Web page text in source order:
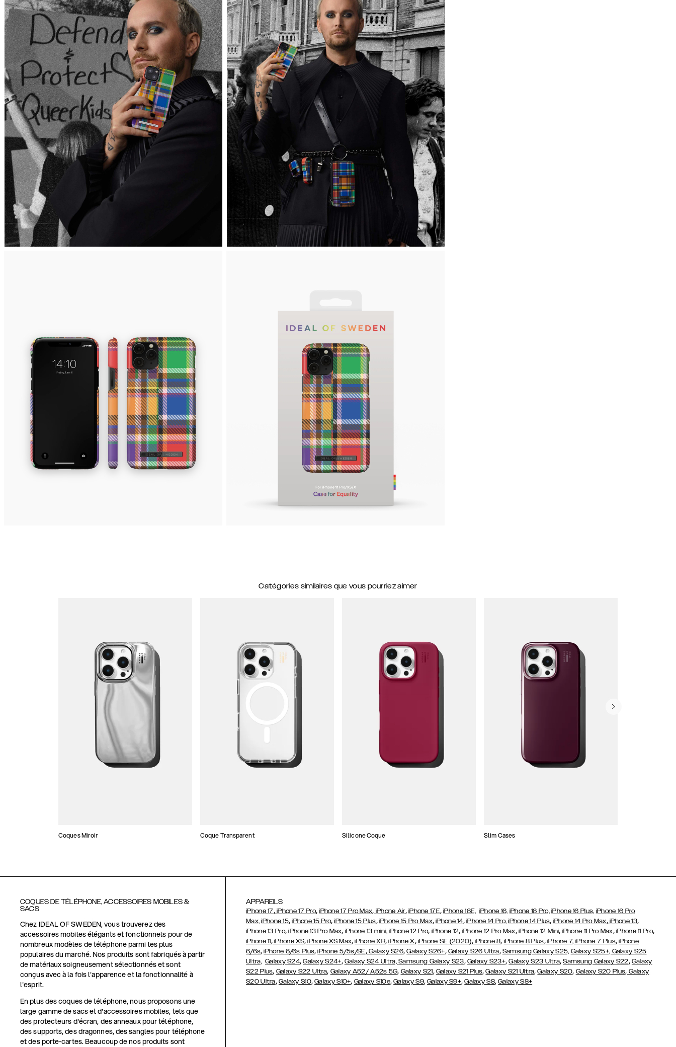
Catégories similaires que vous pourriez aimer
Coques Miroir Coque Transparent Silicone Coque Slim Cases
COQUES DE TÉLÉPHONE, ACCESSOIRES MOBILES &
SACS
Chez IDEAL OF SWEDEN, vous trouverez des
accessoires mobiles élégants et fonctionnels pour de
nombreux modèles de téléphone parmi les plus
populaires du marché. Nos produits sont fabriqués à partir
de matériaux soigneusement sélectionnés et sont
conçus avec à la fois l'apparence et la fonctionnalité à
l'esprit.
En plus des coques de téléphone, nous proposons une
large gamme de sacs et d'accessoires mobiles, tels que
des protecteurs d'écran, des anneaux pour téléphone,
des supports, des dragonnes, des sangles pour téléphone
et des porte-cartes. Beaucoup de nos produits sont
APPAREILS
iPhone 17,iPhone 17 Pro,iPhone 17 Pro Max, iPhone Air, iPhone 17E,iPhone 16E, iPhone 16, iPhone 16 Pro, iPhone 16 Plus, iPhone 16 Pro
Max, iPhone 15,iPhone 15 Pro,iPhone 15 Plus, iPhone 15 Pro Max,iPhone 14, iPhone 14 Pro, iPhone 14 Plus, iPhone 14 Pro Max,iPhone 13,
iPhone 13 Pro, iPhone 13 Pro Max, iPhone 13 mini, iPhone 12 Pro, iPhone 12, iPhone 12 Pro Max, iPhone 12 Mini, iPhone 11 Pro Max,iPhone 11 Pro,
iPhone 11,iPhone XS,iPhone XS Max,iPhone XR,iPhone X, iPhone SE (2020),iPhone 8, iPhone 8 Plus,iPhone 7, iPhone 7 Plus,iPhone
6/6s,iPhone 6/6s Plus,iPhone 5/5s/SE,Galaxy S26,Galaxy S26+, Galaxy S26 Ultra, Samsung Galaxy S25, Galaxy S25+, Galaxy S25
Ultra, Galaxy S24,Galaxy S24+, Galaxy S24 Ultra,Samsung Galaxy S23, Galaxy S23+,Galaxy S23 Ultra,Samsung Galaxy S22, Galaxy
S22 Plus, Galaxy S22 Ultra, Galaxy A52/ A52s 5G, Galaxy S21, Galaxy S21 Plus,Galaxy S21 Ultra,Galaxy S20, Galaxy S20 Plus, Galaxy
S20 Ultra, Galaxy S10,Galaxy S10+, Galaxy S10e,Galaxy S9,Galaxy S9+,Galaxy S8,Galaxy S8+